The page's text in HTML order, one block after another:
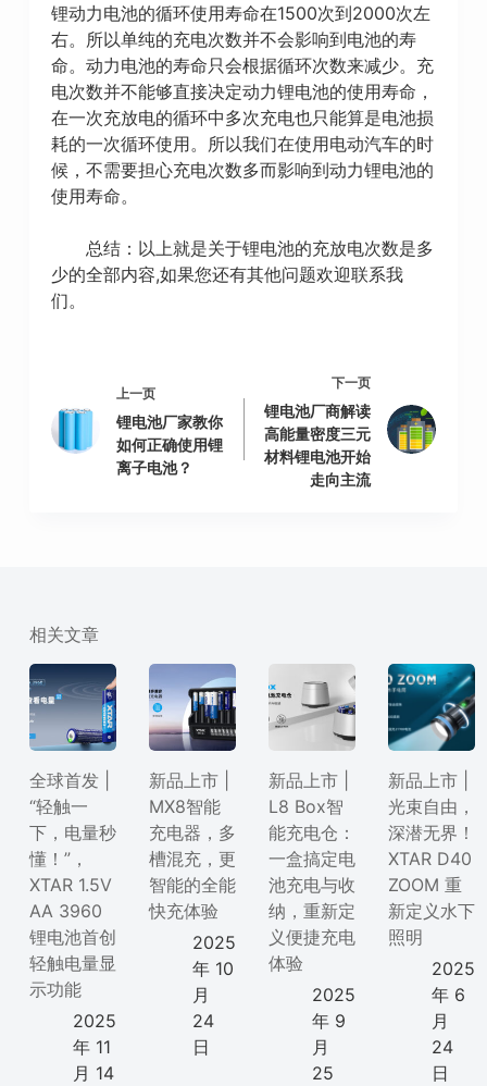
锂动力电池的循环使用寿命在1500次到2000次左
右。所以单纯的充电次数并不会影响到电池的寿
命。动力电池的寿命只会根据循环次数来减少。充
电次数并不能够直接决定动力锂电池的使用寿命，
在一次充放电的循环中多次充电也只能算是电池损
耗的一次循环使用。所以我们在使用电动汽车的时
候，不需要担心充电次数多而影响到动力锂电池的
使用寿命。
总结：以上就是关于锂电池的充放电次数是多
少的全部内容,如果您还有其他问题欢迎联系我
们。
上一页
锂电池厂家教你
如何正确使用锂
离子电池？
下一页
锂电池厂商解读
高能量密度三元
材料锂电池开始
走向主流
相关文章
全球首发 |
“轻触一
下，电量秒
懂！”，
XTAR 1.5V
AA 3960
锂电池首创
轻触电量显
示功能
2025
年 11
月 14
新品上市 |
MX8智能
充电器，多
槽混充，更
智能的全能
快充体验
2025
年 10
月
24
日
新品上市 |
L8 Box智
能充电仓：
一盒搞定电
池充电与收
纳，重新定
义便捷充电
体验
2025
年 9
月
25
新品上市 |
光束自由，
深潜无界！
XTAR D40
ZOOM 重
新定义水下
照明
2025
年 6
月
24
日